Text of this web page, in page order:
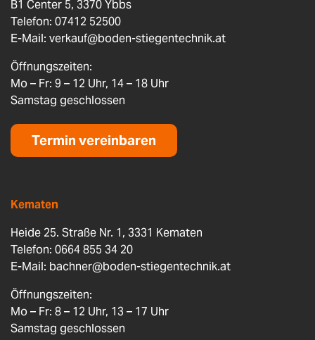
B1 Center 5, 3370 Ybbs
Telefon: 07412 52500
E-Mail: verkauf@boden-stiegentechnik.at
Öffnungszeiten:
Mo – Fr: 9 – 12 Uhr, 14 – 18 Uhr
Samstag geschlossen
Termin vereinbaren
Kematen
Heide 25. Straße Nr. 1, 3331 Kematen
Telefon: 0664 855 34 20
E-Mail: bachner@boden-stiegentechnik.at
Öffnungszeiten:
Mo – Fr: 8 – 12 Uhr, 13 – 17 Uhr
Samstag geschlossen